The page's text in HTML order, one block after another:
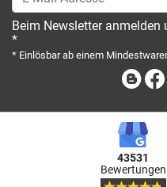
Beim Newsletter anmelden
*
* Einlösbar ab einem
43531
Bewertungen